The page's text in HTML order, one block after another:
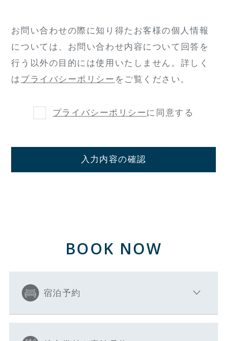
お問い合わせの際に知り得たお客様の個人情報
については、 お問い合わせ内容について回答を
行う以外の目的には使用いたしません。 詳しく
は プライバシーポリシー をご覧ください。
プライバシーポリシーに同意する
入力内容の確認
BOOK NOW
宿泊予約